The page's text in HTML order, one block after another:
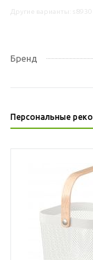
Бренд
Персональные